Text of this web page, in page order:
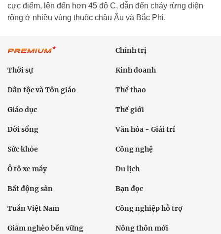
cực điểm, lên đến hơn 45 độ C, dẫn đến cháy rừng diện
rộng ở nhiều vùng thuộc châu Âu và Bắc Phi.
Chính trị
Thời sự Kinh doanh
Dân tộc và Tôn giáo Thể thao
Giáo dục Thế giới
Đời sống Văn hóa - Giải trí
Sức khỏe Công nghệ
Ô tô xe máy Du lịch
Bất động sản Bạn đọc
Tuần Việt Nam Công nghiệp hỗ trợ
Giảm nghèo bền vững Nông thôn mới